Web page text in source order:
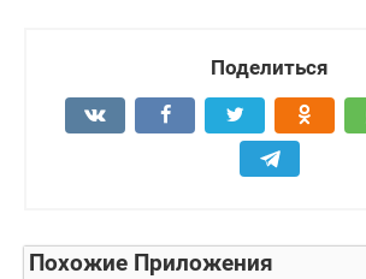
Поделиться
Похожие Приложения